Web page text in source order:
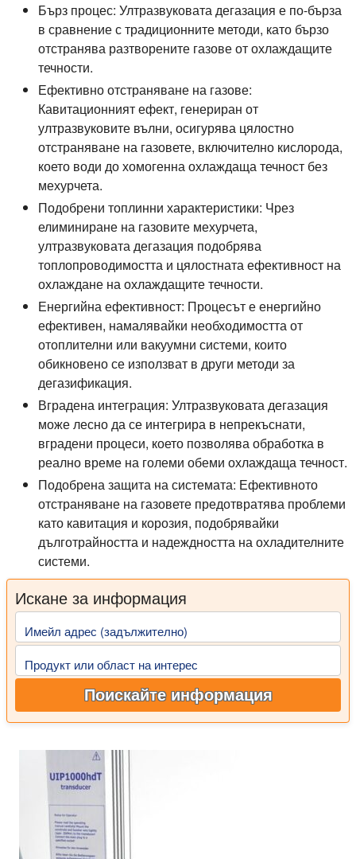
Бърз процес: Ултразвуковата дегазация е по-бърза
в сравнение с традиционните методи, като бързо
отстранява разтворените газове от охлаждащите
течности.
Ефективно отстраняване на газове:
Кавитационният ефект, генериран от
ултразвуковите вълни, осигурява цялостно
отстраняване на газовете, включително кислорода,
което води до хомогенна охлаждаща течност без
мехурчета.
Подобрени топлинни характеристики: Чрез
елиминиране на газовите мехурчета,
ултразвуковата дегазация подобрява
топлопроводимостта и цялостната ефективност на
охлаждане на охлаждащите течности.
Енергийна ефективност: Процесът е енергийно
ефективен, намалявайки необходимостта от
отоплителни или вакуумни системи, които
обикновено се използват в други методи за
дегазификация.
Вградена интеграция: Ултразвуковата дегазация
може лесно да се интегрира в непрекъснати,
вградени процеси, което позволява обработка в
реално време на големи обеми охлаждаща течност.
Подобрена защита на системата: Ефективното
отстраняване на газовете предотвратява проблеми
като кавитация и корозия, подобрявайки
дълготрайността и надеждността на охладителните
системи.
Искане за информация
Имейл адрес (задължително)
Продукт или област на интерес
Поискайте информация